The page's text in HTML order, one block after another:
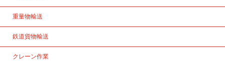
重量物輸送
鉄道貨物輸送
クレーン作業